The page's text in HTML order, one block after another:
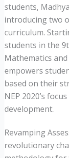
students,
introducing two
curriculum.
students in the
Mathematics
empowers
based on their
NEP 2020’s
development.
Revamping
revolutionary